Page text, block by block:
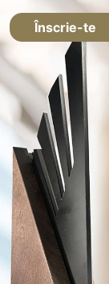
Înscrie-te